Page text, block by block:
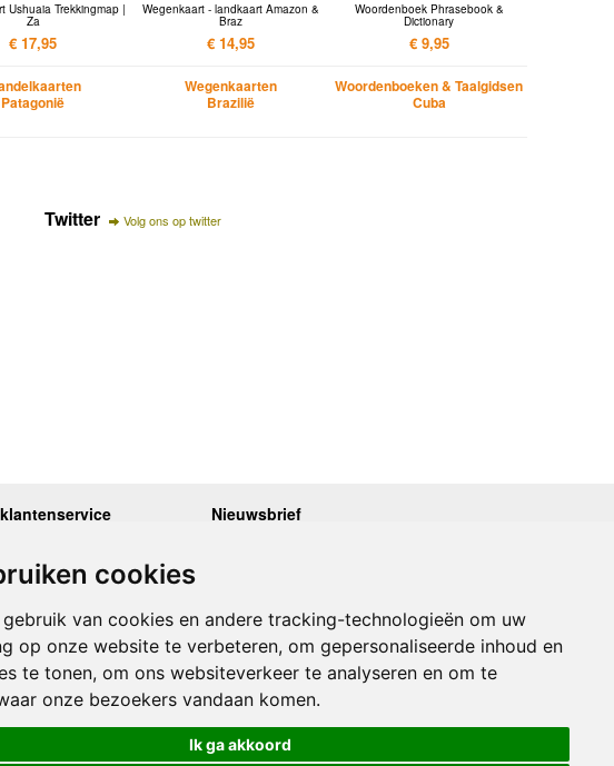
cookies
van cookies en andere tracking-technologieën om uw
op onze website te verbeteren, om gepersonaliseerde inhoud en
te tonen, om ons websiteverkeer te analyseren en om te
onze bezoekers vandaan komen.
Ik ga akkoord
Ushuaia Trekkingmap |
Za
€ 17,95
Patagonië
Wegenkaart - landkaart Amazon &
Braz
€ 14,95
Wegenkaarten
Brazilië
Woordenboek Phrasebook &
Dictionary
€ 9,95
Woordenboeken & Taalgidsen
Cuba
Twitter Volg ons op twitter
10.00 - 12.30 en 13.30 - 17.00
10.00 - 12.30 en 13.30 - 17.00
gesloten
gesloten
Nieuwsbrief
Onze laatste Nieuwsbrief
Inschrijven